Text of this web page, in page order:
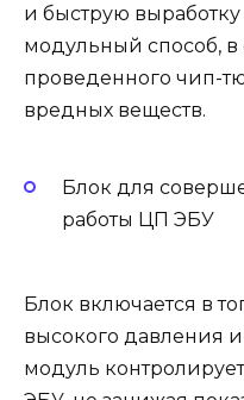
и быструю
модульный способ, в
проведенного чип-
вредных веществ.
Блок для
работы ЦП ЭБУ
Блок включается в
высокого давления
модуль